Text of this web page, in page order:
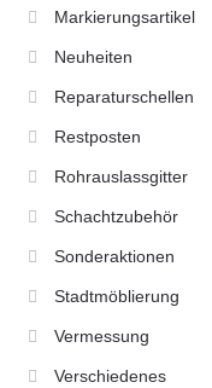
Markierungsartikel
Neuheiten
Reparaturschellen
Restposten
Rohrauslassgitter
Schachtzubehör
Sonderaktionen
Stadtmöblierung
Vermessung
Verschiedenes